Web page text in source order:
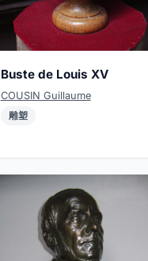
Buste de Louis XV
COUSIN Guillaume
雕塑